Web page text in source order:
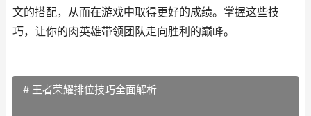
文的搭配，从而在游戏中取得更好的成绩。掌握这些技
巧，让你的肉英雄带领团队走向胜利的巅峰。
# 王者荣耀排位技巧全面解析